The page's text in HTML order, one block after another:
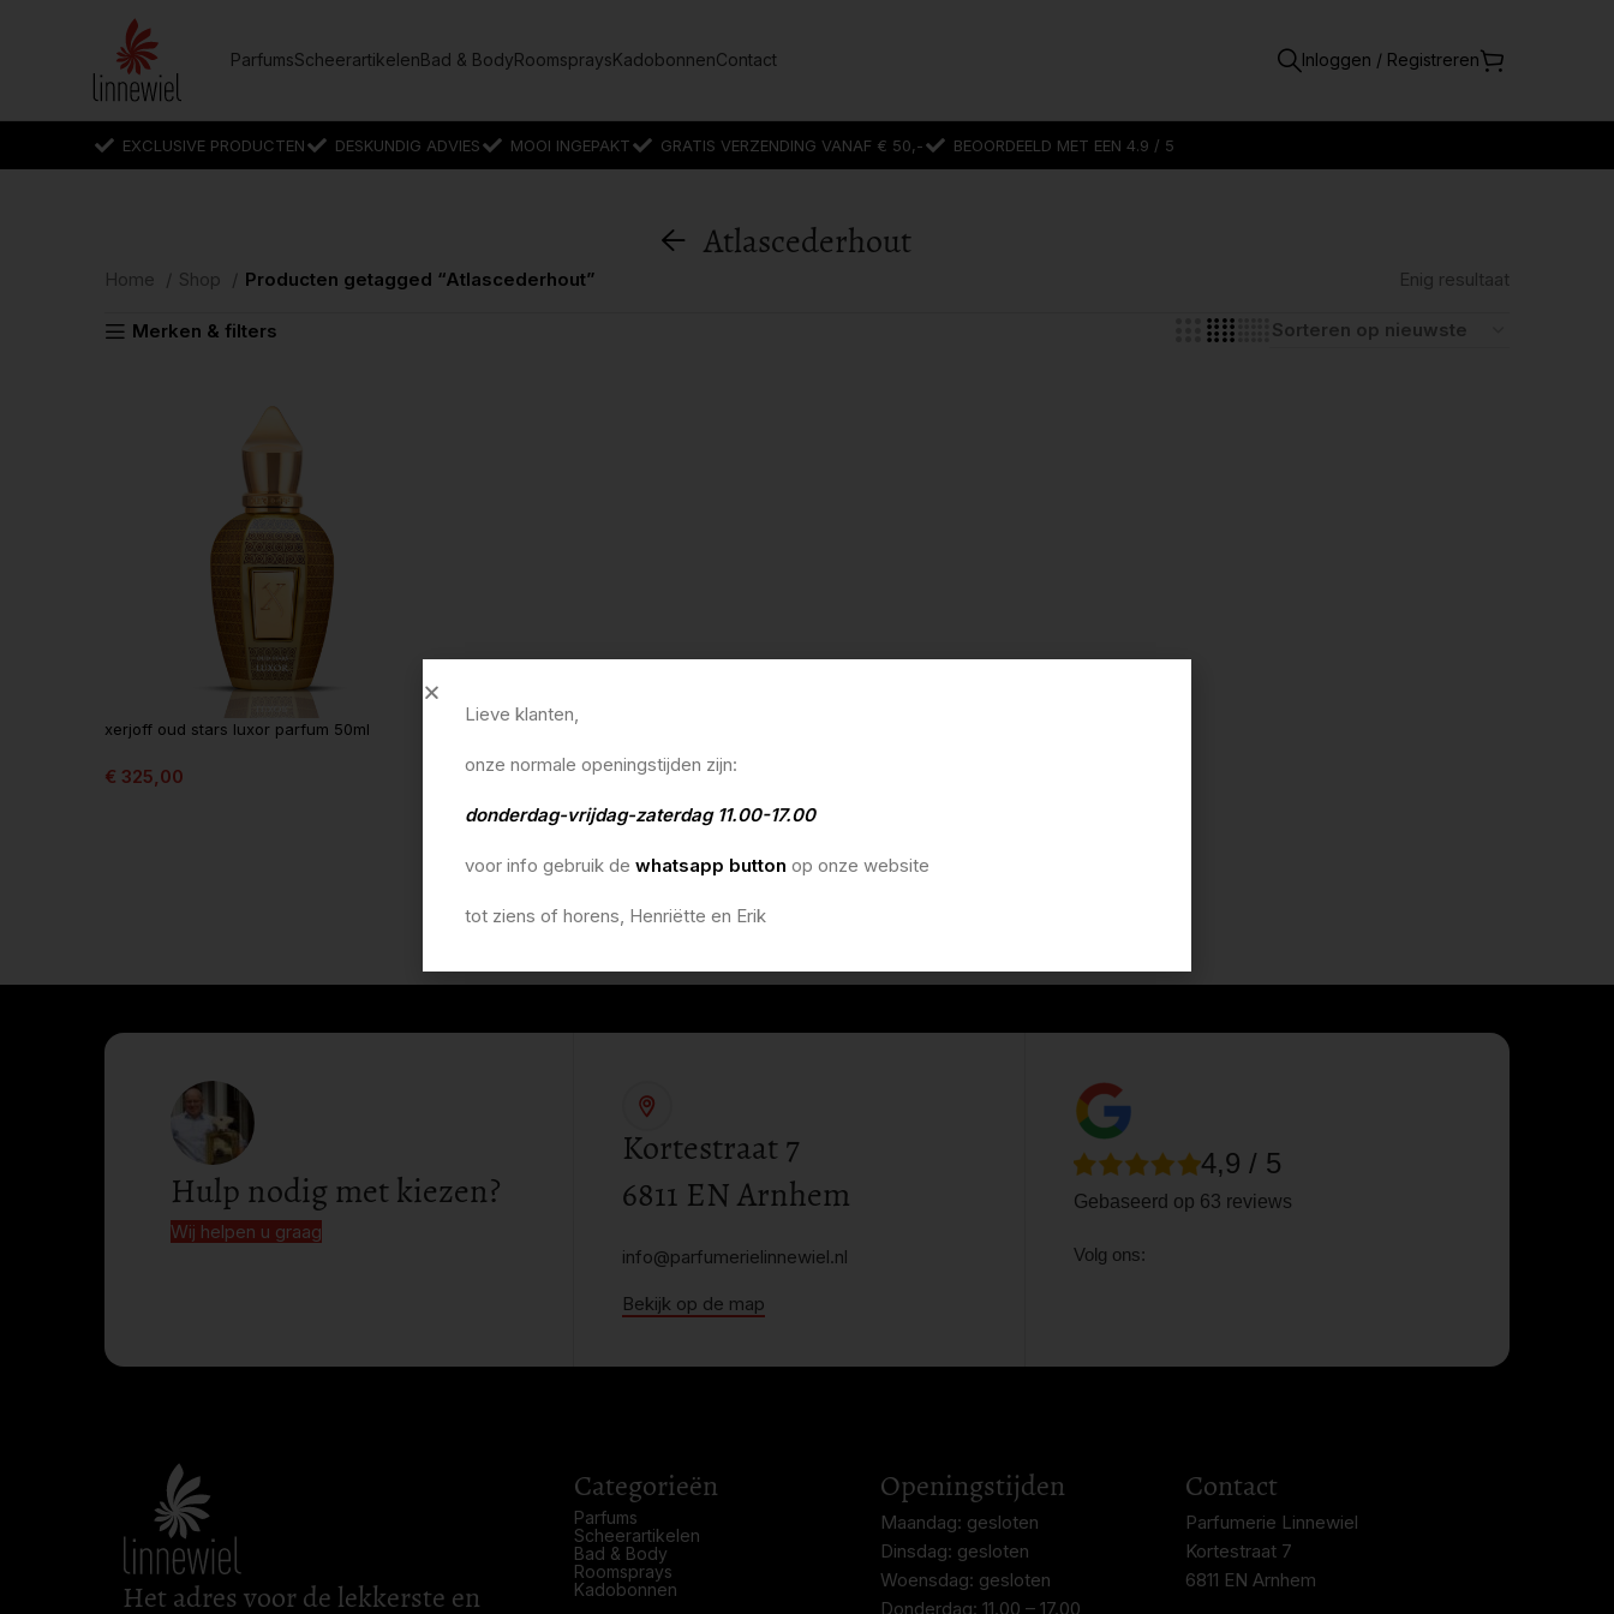
ParfumsScheerartikelenBad & BodyRoomspraysKadobonnenContact Inloggen / Registreren
EXCLUSIVE PRODUCTEN DESKUNDIG ADVIES MOOI INGEPAKT GRATIS VERZENDING VANAF € 50,- BEOORDEELD MET EEN 4.9 / 5
Atlascederhout
Home Shop Producten getagged “Atlascederhout” Enig resultaat
Merken & filters
xerjoff oud stars luxor parfum 50ml
€ 325,00
Hulp nodig met kiezen?
Wij helpen u graag
Kortestraat 7
6811 EN Arnhem
info@parfumerielinnewiel.nl
Bekijk op de map
4,9 / 5
Gebaseerd op 63 reviews
Volg ons:
Het adres voor de lekkerste en
Categorieën
Parfums
Scheerartikelen
Bad & Body
Roomsprays
Kadobonnen
Openingstijden
Maandag: gesloten
Dinsdag: gesloten
Woensdag: gesloten
Donderdag: 11.00 – 17.00
Contact
Parfumerie Linnewiel
Kortestraat 7
6811 EN Arnhem
Lieve klanten,
onze normale openingstijden zijn:
donderdag-vrijdag-zaterdag 11.00-17.00
voor info gebruik de whatsapp button op onze website
tot ziens of horens, Henriëtte en Erik